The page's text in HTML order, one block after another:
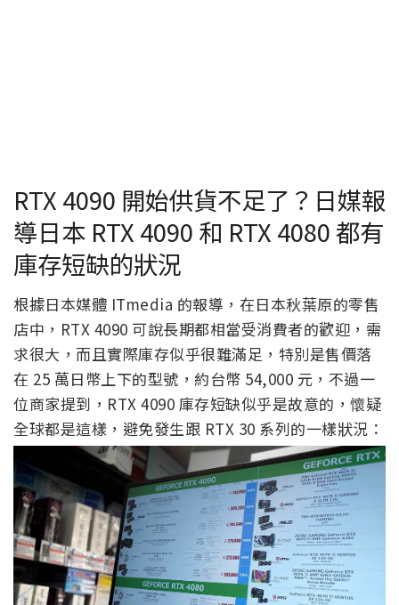
RTX 4090 開始供貨不足了？日媒報
導日本 RTX 4090 和 RTX 4080 都有
庫存短缺的狀況
根據日本媒體 ITmedia 的報導，在日本秋葉原的零售
店中，RTX 4090 可說長期都相當受消費者的歡迎，需
求很大，而且實際庫存似乎很難滿足，特別是售價落
在 25 萬日幣上下的型號，約台幣 54,000 元，不過一
位商家提到，RTX 4090 庫存短缺似乎是故意的，懷疑
全球都是這樣，避免發生跟 RTX 30 系列的一樣狀況：